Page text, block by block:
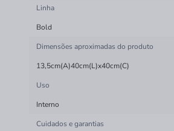
Linha
Bold
Dimensões aproximadas do produto
13,5cm(A)40cm(L)x40cm(C)
Uso
Interno
Cuidados e garantias